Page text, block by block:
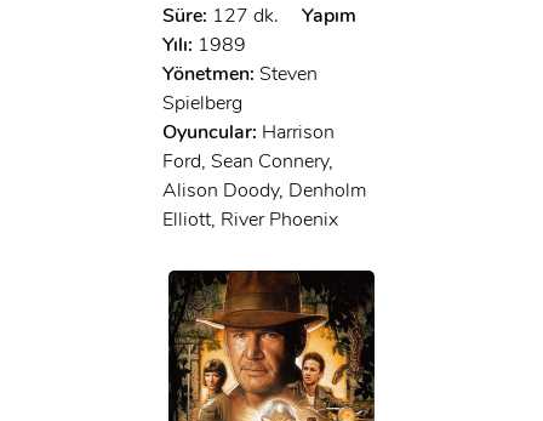
Süre: 127 dk.
Yapım
Yılı: 1989
Yönetmen: Steven
Spielberg
Oyuncular: Harrison
Ford, Sean Connery,
Alison Doody, Denholm
Elliott, River Phoenix